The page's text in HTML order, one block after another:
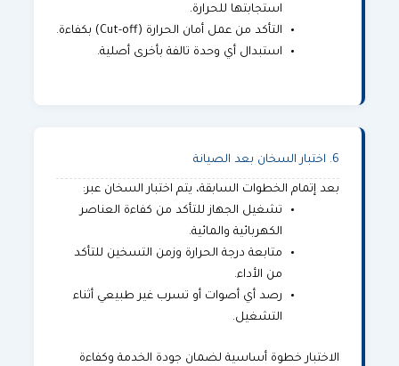
استجابتها للحرارة.
التأكد من عمل أمان الحرارة (Cut-off) بكفاءة.
استبدال أي وحدة تالفة بأخرى أصلية.
6. اختبار السخان بعد الصيانة
بعد إتمام الخطوات السابقة، يتم اختبار السخان عبر:
تشغيل الجهاز للتأكد من كفاءة العناصر
الكهربائية والمائية.
متابعة درجة الحرارة وزمن التسخين للتأكد
من الأداء.
رصد أي أصوات أو تسرب غير طبيعي أثناء
التشغيل.
الاختبار خطوة أساسية لضمان جودة الخدمة وكفاءة